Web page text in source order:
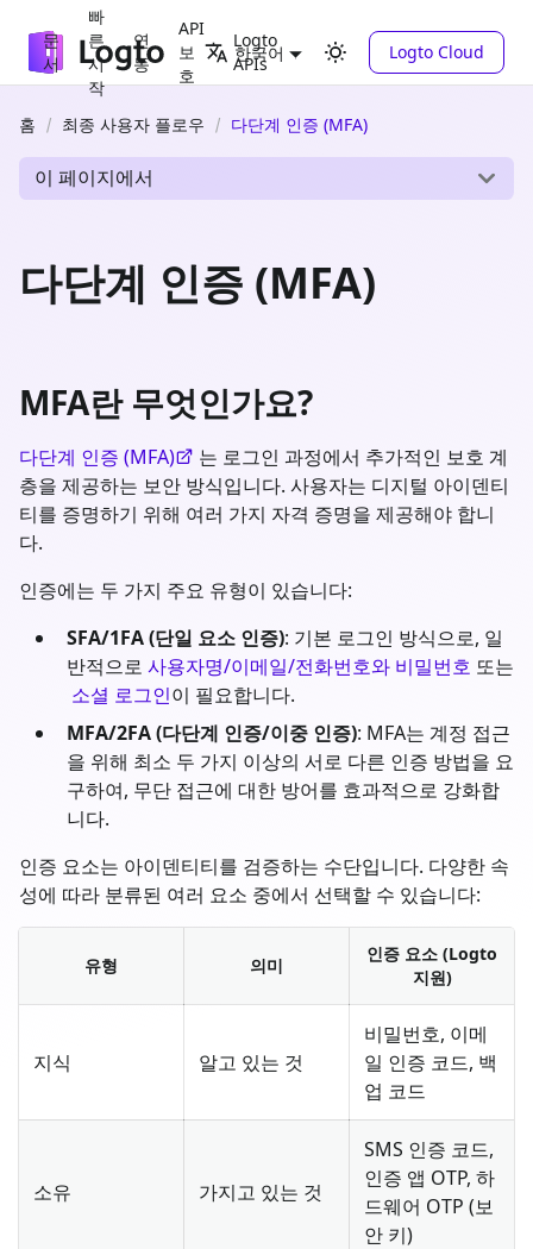
문
서
빠
른
시
작
연
동
API
보
호
Logto
APIs
한국어 Logto Cloud
홈 최종 사용자 플로우 다단계 인증 (MFA)
이 페이지에서
다단계 인증 (MFA)
MFA란 무엇인가요?
다단계 인증 (MFA)
는 로그인 과정에서 추가적인 보호 계
층을 제공하는 보안 방식입니다. 사용자는 디지털 아이덴티
티를 증명하기 위해 여러 가지 자격 증명을 제공해야 합니
다.
인증에는 두 가지 주요 유형이 있습니다:
SFA/1FA (단일 요소 인증): 기본 로그인 방식으로, 일
반적으로 사용자명/이메일/전화번호와 비밀번호 또는
소셜 로그인이 필요합니다.
MFA/2FA (다단계 인증/이중 인증): MFA는 계정 접근
을 위해 최소 두 가지 이상의 서로 다른 인증 방법을 요
구하여, 무단 접근에 대한 방어를 효과적으로 강화합
니다.
인증 요소는 아이덴티티를 검증하는 수단입니다. 다양한 속
성에 따라 분류된 여러 요소 중에서 선택할 수 있습니다:
유형 의미
인증 요소 (Logto
지원)
지식 알고 있는 것
비밀번호, 이메
일 인증 코드, 백
업 코드
소유 가지고 있는 것
SMS 인증 코드,
인증 앱 OTP, 하
드웨어 OTP (보
안 키)